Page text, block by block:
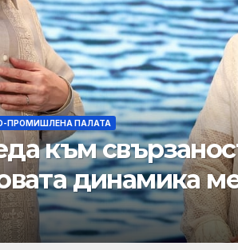
ПРОМИШЛЕНА ПАЛАТА
разкрива
в